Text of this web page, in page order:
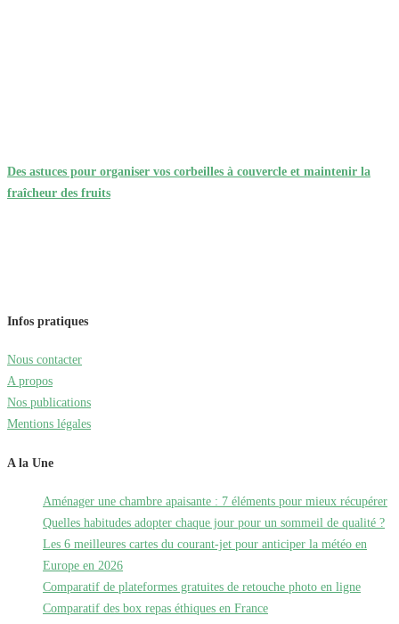
Des astuces pour organiser vos corbeilles à couvercle et maintenir la
fraîcheur des fruits
Infos pratiques
Nous contacter
A propos
Nos publications
Mentions légales
A la Une
Aménager une chambre apaisante : 7 éléments pour mieux récupérer
Quelles habitudes adopter chaque jour pour un sommeil de qualité ?
Les 6 meilleures cartes du courant-jet pour anticiper la météo en
Europe en 2026
Comparatif de plateformes gratuites de retouche photo en ligne
Comparatif des box repas éthiques en France